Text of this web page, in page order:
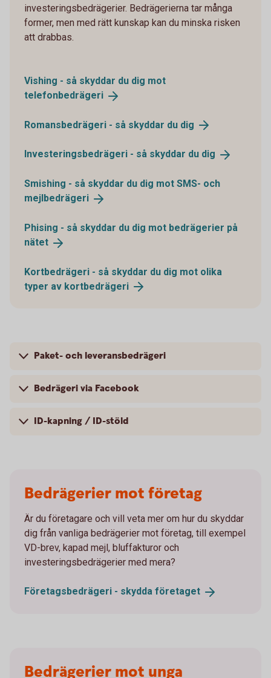
investeringsbedrägerier. Bedrägerierna tar många
former, men med rätt kunskap kan du minska risken
att drabbas.
Vishing - så skyddar du dig mot
telefonbedrägeri
Romansbedrägeri - så skyddar du dig
Investeringsbedrägeri - så skyddar du dig
Smishing - så skyddar du dig mot SMS- och
mejlbedrägeri
Phising - så skyddar du dig mot bedrägerier på
nätet
Kortbedrägeri - så skyddar du dig mot olika
typer av kortbedrägeri
Paket- och leveransbedrägeri
Bedrägeri via Facebook
ID-kapning / ID-stöld
Bedrägerier mot företag
Är du företagare och vill veta mer om hur du skyddar
dig från vanliga bedrägerier mot företag, till exempel
VD-brev, kapad mejl, bluffakturor och
investeringsbedrägerier med mera?
Företagsbedrägeri - skydda företaget
Bedrägerier mot unga